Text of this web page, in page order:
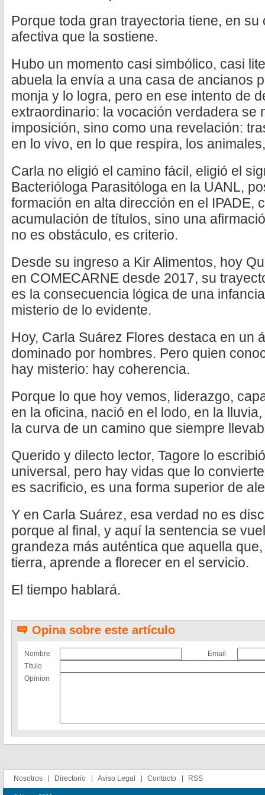
Porque toda gran trayectoria tiene, en
afectiva que la sostiene.
Hubo un momento casi simbólico, casi
abuela la envía a una casa de ancianos
monja y lo logra, pero en ese intento de
extraordinario: la vocación verdadera se
imposición, sino como una revelación:
en lo vivo, en lo que respira, los
Carla no eligió el camino fácil, eligió el
Bacterióloga Parasitóloga en la UANL,
formación en alta dirección en el IPADE,
acumulación de títulos, sino una
no es obstáculo, es criterio.
Desde su ingreso a Kir Alimentos, hoy
en COMECARNE desde 2017, su
es la consecuencia lógica de una
misterio de lo evidente.
Hoy, Carla Suárez Flores destaca en un
dominado por hombres. Pero quien
hay misterio: hay coherencia.
Porque lo que hoy vemos, liderazgo,
en la oficina, nació en el lodo, en la
la curva de un camino que siempre
Querido y dilecto lector, Tagore lo
universal, pero hay vidas que lo
es sacrificio, es una forma superior de
Y en Carla Suárez, esa verdad no es
porque al final, y aquí la sentencia se
grandeza más auténtica que aquella
tierra, aprende a florecer en el servicio.
El tiempo hablará.
Opina sobre este artículo
Nombre
Email
Título
Opinion
Nosotros Directorio Aviso Legal Contacto RSS